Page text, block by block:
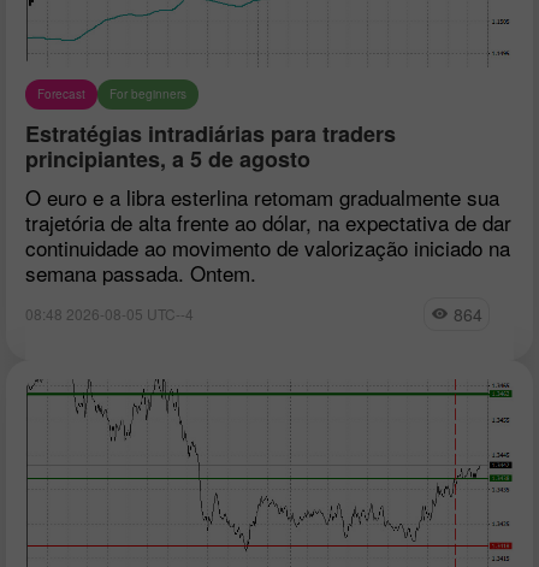
Forecast For beginners
Estratégias intradiárias para traders
principiantes, a 5 de agosto
O euro e a libra esterlina retomam gradualmente sua
trajetória de alta frente ao dólar, na expectativa de dar
continuidade ao movimento de valorização iniciado na
semana passada. Ontem.
08:48 2026-08-05 UTC--4 864